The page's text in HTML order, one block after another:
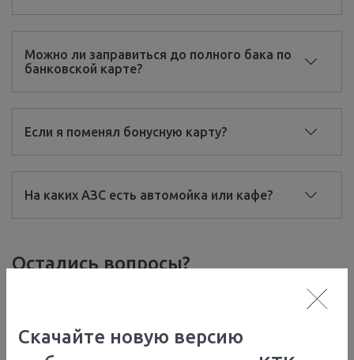
Можно ли заправиться до полного бака по
банковской карте?
Если я поменял бонусную карту?
На каких АЗС есть автомойка или кафе?
Остались вопросы?
Если вы не нашли ответ на свой вопрос, то вы
можете задать его через форму обратной связи
Скачайте новую версию